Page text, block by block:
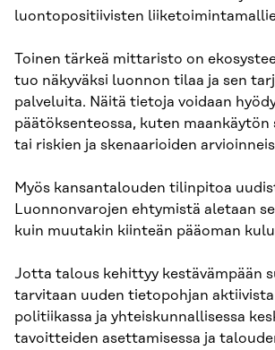
luontopositiivisten
Toinen tärkeä mittaristo on
tuo näkyväksi luonnon tilaa ja sen
palveluita. Näitä tietoja voidaan
päätöksenteossa, kuten
tai riskien ja skenaarioiden
Myös kansantalouden tilinpitoa
Luonnonvarojen ehtymistä aletaan
kuin muutakin kiinteän pääoman
Jotta talous kehittyy kestävämpään
tarvitaan uuden tietopohjan
politiikassa ja yhteiskunnallisessa
tavoitteiden asettamisessa ja